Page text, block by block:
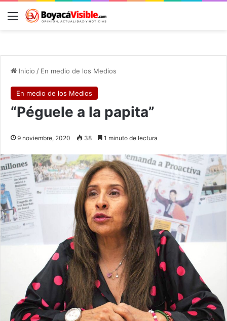
Menú
Inicio / En medio de los Medios
En medio de los Medios
“Péguele a la papita”
9 noviembre, 2020 38 1 minuto de lectura